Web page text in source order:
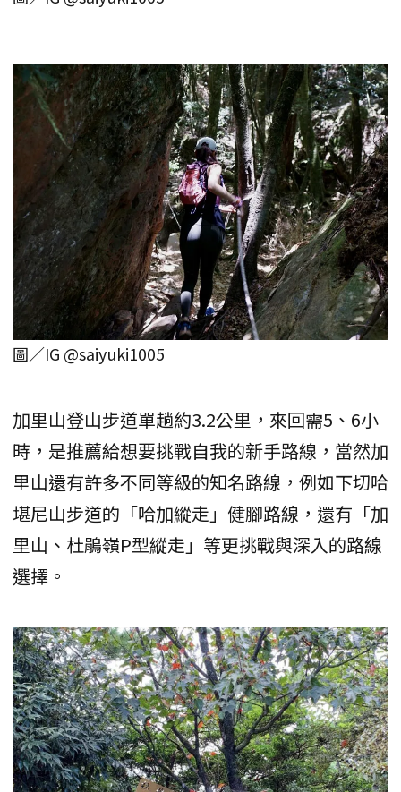
圖／IG @saiyuki1005
加里山登山步道單趟約3.2公里，來回需5、6小
時，是推薦給想要挑戰自我的新手路線，當然加
里山還有許多不同等級的知名路線，例如下切哈
堪尼山步道的「哈加縱走」健腳路線，還有「加
里山、杜鵑嶺P型縱走」等更挑戰與深入的路線
選擇。